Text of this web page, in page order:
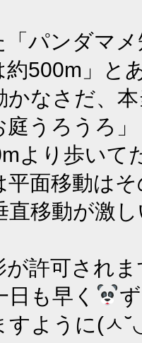
「パンダマ
約500m」と
なさだ、
庭うろうろ
より歩いて
平面移動は
直移動が激
が許可され
も早く
すように(ㅅ